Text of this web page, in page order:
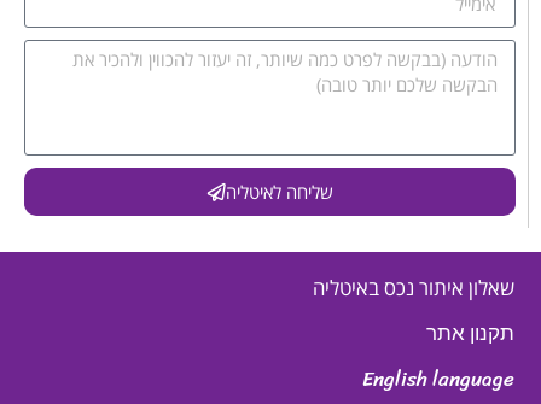
שליחה לאיטליה
שאלון איתור נכס באיטליה
תקנון אתר
English language